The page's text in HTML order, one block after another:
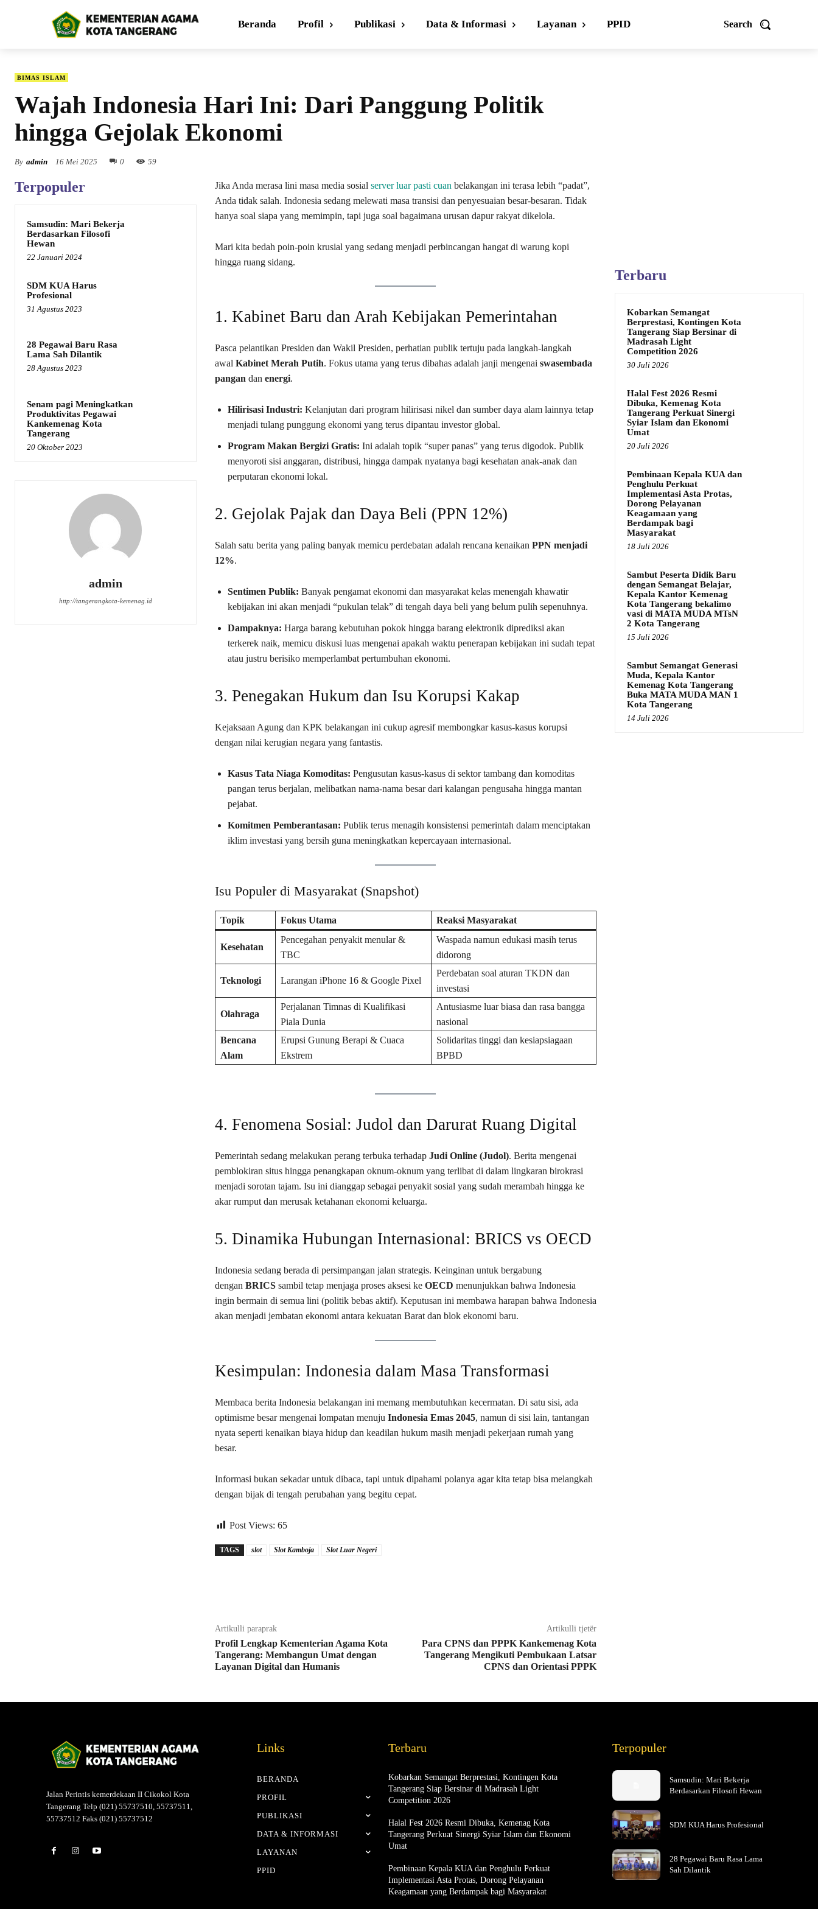
Search
Beranda Profil Publikasi Data & Informasi Layanan PPID
BIMAS ISLAM
Wajah Indonesia Hari Ini: Dari Panggung Politik
hingga Gejolak Ekonomi
By admin 16 Mei 2025 0 59
Terpopuler
Samsudin: Mari Bekerja
Berdasarkan Filosofi
Hewan
22 Januari 2024
SDM KUA Harus
Profesional
31 Agustus 2023
28 Pegawai Baru Rasa
Lama Sah Dilantik
28 Agustus 2023
Senam pagi Meningkatkan
Produktivitas Pegawai
Kankemenag Kota
Tangerang
20 Oktober 2023
admin
http://tangerangkota-kemenag.id
Jika Anda merasa lini masa media sosial server luar pasti cuan belakangan ini terasa lebih “padat”,
Anda tidak salah. Indonesia sedang melewati masa transisi dan penyesuaian besar-besaran. Tidak
hanya soal siapa yang memimpin, tapi juga soal bagaimana urusan dapur rakyat dikelola.
Mari kita bedah poin-poin krusial yang sedang menjadi perbincangan hangat di warung kopi
hingga ruang sidang.
1. Kabinet Baru dan Arah Kebijakan Pemerintahan
Pasca pelantikan Presiden dan Wakil Presiden, perhatian publik tertuju pada langkah-langkah
awal Kabinet Merah Putih. Fokus utama yang terus dibahas adalah janji mengenai swasembada
pangandan energi.
Hilirisasi Industri: Kelanjutan dari program hilirisasi nikel dan sumber daya alam lainnya tetap
menjadi tulang punggung ekonomi yang terus dipantau investor global.
Program Makan Bergizi Gratis: Ini adalah topik “super panas” yang terus digodok. Publik
menyoroti sisi anggaran, distribusi, hingga dampak nyatanya bagi kesehatan anak-anak dan
perputaran ekonomi lokal.
2. Gejolak Pajak dan Daya Beli (PPN 12%)
Salah satu berita yang paling banyak memicu perdebatan adalah rencana kenaikan PPN menjadi
12%.
Sentimen Publik: Banyak pengamat ekonomi dan masyarakat kelas menengah khawatir
kebijakan ini akan menjadi “pukulan telak” di tengah daya beli yang belum pulih sepenuhnya.
Dampaknya: Harga barang kebutuhan pokok hingga barang elektronik diprediksi akan
terkerek naik, memicu diskusi luas mengenai apakah waktu penerapan kebijakan ini sudah tepat
atau justru berisiko memperlambat pertumbuhan ekonomi.
3. Penegakan Hukum dan Isu Korupsi Kakap
Kejaksaan Agung dan KPK belakangan ini cukup agresif membongkar kasus-kasus korupsi
dengan nilai kerugian negara yang fantastis.
Kasus Tata Niaga Komoditas: Pengusutan kasus-kasus di sektor tambang dan komoditas
pangan terus berjalan, melibatkan nama-nama besar dari kalangan pengusaha hingga mantan
pejabat.
Komitmen Pemberantasan: Publik terus menagih konsistensi pemerintah dalam menciptakan
iklim investasi yang bersih guna meningkatkan kepercayaan internasional.
Isu Populer di Masyarakat (Snapshot)
Topik Fokus Utama Reaksi Masyarakat
Kesehatan
Pencegahan penyakit menular &
TBC
Waspada namun edukasi masih terus
didorong
Teknologi Larangan iPhone 16 & Google Pixel
Perdebatan soal aturan TKDN dan
investasi
Olahraga
Perjalanan Timnas di Kualifikasi
Piala Dunia
Antusiasme luar biasa dan rasa bangga
nasional
Bencana
Alam
Erupsi Gunung Berapi & Cuaca
Ekstrem
Solidaritas tinggi dan kesiapsiagaan
BPBD
4. Fenomena Sosial: Judol dan Darurat Ruang Digital
Pemerintah sedang melakukan perang terbuka terhadap Judi Online (Judol). Berita mengenai
pemblokiran situs hingga penangkapan oknum-oknum yang terlibat di dalam lingkaran birokrasi
menjadi sorotan tajam. Isu ini dianggap sebagai penyakit sosial yang sudah merambah hingga ke
akar rumput dan merusak ketahanan ekonomi keluarga.
5. Dinamika Hubungan Internasional: BRICS vs OECD
Indonesia sedang berada di persimpangan jalan strategis. Keinginan untuk bergabung
dengan BRICSsambil tetap menjaga proses aksesi ke OECD menunjukkan bahwa Indonesia
ingin bermain di semua lini (politik bebas aktif). Keputusan ini membawa harapan bahwa Indonesia
akan menjadi jembatan ekonomi antara kekuatan Barat dan blok ekonomi baru.
Kesimpulan: Indonesia dalam Masa Transformasi
Membaca berita Indonesia belakangan ini memang membutuhkan kecermatan. Di satu sisi, ada
optimisme besar mengenai lompatan menuju Indonesia Emas 2045, namun di sisi lain, tantangan
nyata seperti kenaikan biaya hidup dan keadilan hukum masih menjadi pekerjaan rumah yang
besar.
Informasi bukan sekadar untuk dibaca, tapi untuk dipahami polanya agar kita tetap bisa melangkah
dengan bijak di tengah perubahan yang begitu cepat.
Post Views: 65
TAGS slot Slot Kamboja Slot Luar Negeri
Artikulli paraprak
Profil Lengkap Kementerian Agama Kota
Tangerang: Membangun Umat dengan
Layanan Digital dan Humanis
Artikulli tjetër
Para CPNS dan PPPK Kankemenag Kota
Tangerang Mengikuti Pembukaan Latsar
CPNS dan Orientasi PPPK
Terbaru
Kobarkan Semangat
Berprestasi, Kontingen Kota
Tangerang Siap Bersinar di
Madrasah Light
Competition 2026
30 Juli 2026
Halal Fest 2026 Resmi
Dibuka, Kemenag Kota
Tangerang Perkuat Sinergi
Syiar Islam dan Ekonomi
Umat
20 Juli 2026
Pembinaan Kepala KUA dan
Penghulu Perkuat
Implementasi Asta Protas,
Dorong Pelayanan
Keagamaan yang
Berdampak bagi
Masyarakat
18 Juli 2026
Sambut Peserta Didik Baru
dengan Semangat Belajar,
Kepala Kantor Kemenag
Kota Tangerang bekalimo
vasi di MATA MUDA MTsN
2 Kota Tangerang
15 Juli 2026
Sambut Semangat Generasi
Muda, Kepala Kantor
Kemenag Kota Tangerang
Buka MATA MUDA MAN 1
Kota Tangerang
14 Juli 2026
Jalan Perintis kemerdekaan II Cikokol Kota
Tangerang Telp (021) 55737510, 55737511,
55737512 Faks (021) 55737512
Links
BERANDA
PROFIL
PUBLIKASI
DATA & INFORMASI
LAYANAN
PPID
Terbaru
Kobarkan Semangat Berprestasi, Kontingen Kota
Tangerang Siap Bersinar di Madrasah Light
Competition 2026
Halal Fest 2026 Resmi Dibuka, Kemenag Kota
Tangerang Perkuat Sinergi Syiar Islam dan Ekonomi
Umat
Pembinaan Kepala KUA dan Penghulu Perkuat
Implementasi Asta Protas, Dorong Pelayanan
Keagamaan yang Berdampak bagi Masyarakat
Terpopuler
Samsudin: Mari Bekerja
Berdasarkan Filosofi Hewan
SDM KUA Harus Profesional
28 Pegawai Baru Rasa Lama
Sah Dilantik